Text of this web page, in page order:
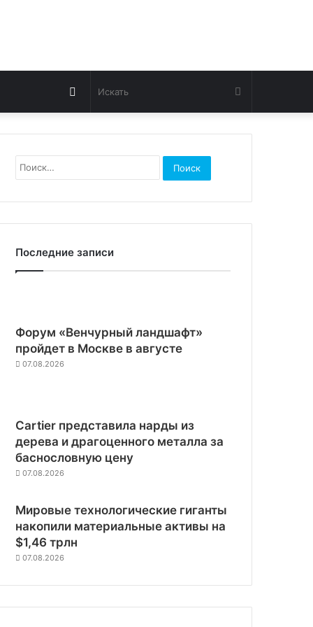
Искать
Switch
skin
Найти:
Последние записи
Форум «Венчурный ландшафт»
пройдет в Москве в августе
07.08.2026
Cartier представила нарды из
дерева и драгоценного металла за
баснословную цену
07.08.2026
Мировые технологические гиганты
накопили материальные активы на
$1,46 трлн
07.08.2026